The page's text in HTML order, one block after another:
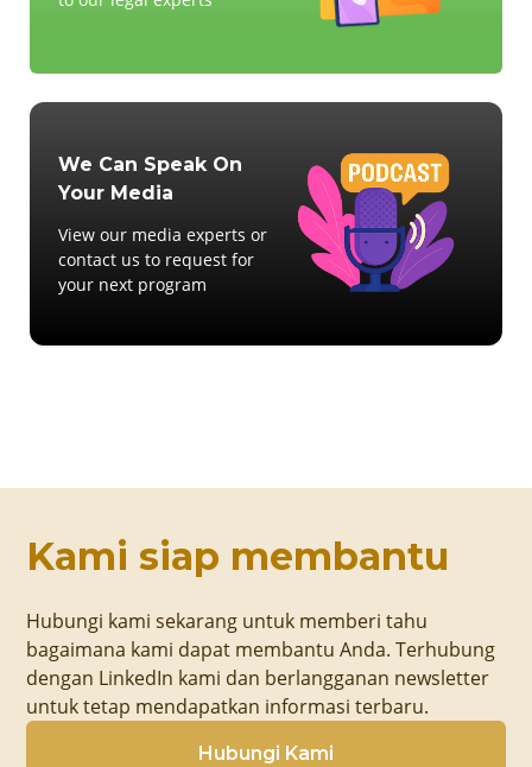
We Can Speak On
Your Media
View our media experts or
contact us to request for
your next program
Kami siap membantu
Hubungi kami sekarang untuk memberi tahu
bagaimana kami dapat membantu Anda. Terhubung
dengan LinkedIn kami dan berlangganan newsletter
untuk tetap mendapatkan informasi terbaru.
Hubungi Kami